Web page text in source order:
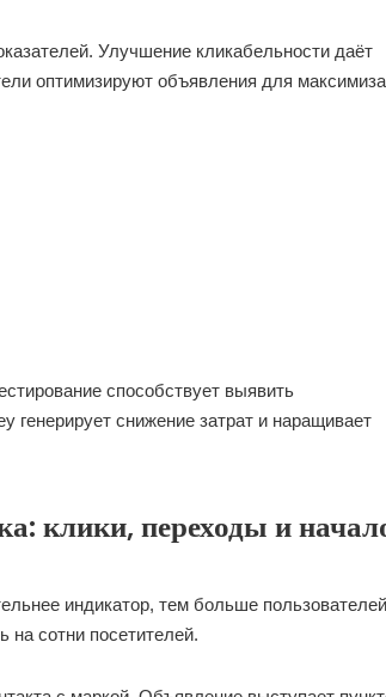
Улучшение кликабельности даёт
оптимизируют объявления для
способствует выявить
снижение затрат и наращивает
клики, переходы и
индикатор, тем больше пользователей
сотни посетителей.